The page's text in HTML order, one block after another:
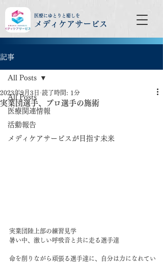
医療にゆとりと癒しを
メディケアサービス
記事
All Posts
医療関連情報
活動報告
メディケアサービスが目指す未来
All Posts
実業団選手、プロ選手の施術
2023年9月3日 読了時間: 1分
実業団陸上部の練習見学
暑い中、激しい呼吸音と共に走る選手達
命を削りながら頑張る選手達に、自分は力になれてい